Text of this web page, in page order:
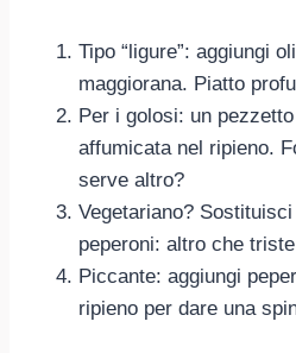
Tipo “ligure”: aggiungi
maggiorana. Piatto
Per i golosi: un
affumicata nel ripieno.
serve altro?
Vegetariano?
peperoni: altro che
Piccante: aggiungi
ripieno per dare una